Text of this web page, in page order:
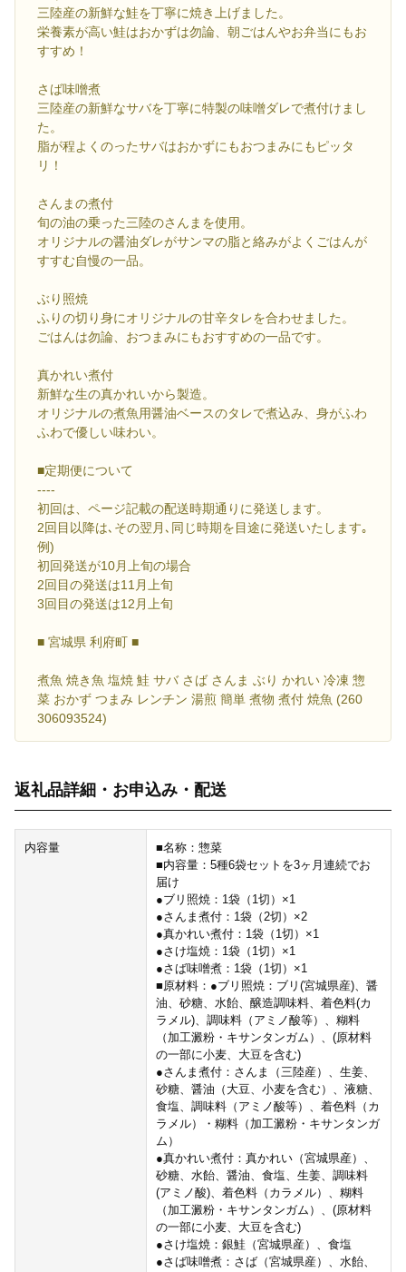
三陸産の新鮮な鮭を丁寧に焼き上げました。
栄養素が高い鮭はおかずは勿論、朝ごはんやお弁当にもお
すすめ！
さば味噌煮
三陸産の新鮮なサバを丁寧に特製の味噌ダレで煮付けまし
た。
脂が程よくのったサバはおかずにもおつまみにもピッタ
リ！
さんまの煮付
旬の油の乗った三陸のさんまを使用。
オリジナルの醤油ダレがサンマの脂と絡みがよくごはんが
すすむ自慢の一品。
ぶり照焼
ふりの切り身にオリジナルの甘辛タレを合わせました。
ごはんは勿論、おつまみにもおすすめの一品です。
真かれい煮付
新鮮な生の真かれいから製造。
オリジナルの煮魚用醤油ベースのタレで煮込み、身がふわ
ふわで優しい味わい。
■定期便について
----
初回は、ページ記載の配送時期通りに発送します。
2回目以降は､その翌月､同じ時期を目途に発送いたします｡
例)
初回発送が10月上旬の場合
2回目の発送は11月上旬
3回目の発送は12月上旬
■ 宮城県 利府町 ■
煮魚 焼き魚 塩焼 鮭 サバ さば さんま ぶり かれい 冷凍 惣
菜 おかず つまみ レンチン 湯煎 簡単 煮物 煮付 焼魚 (260
306093524)
返礼品詳細・お申込み・配送
内容量
■名称：惣菜
■内容量：5種6袋セットを3ヶ月連続でお
届け
●ブリ照焼：1袋（1切）×1
●さんま煮付：1袋（2切）×2
●真かれい煮付：1袋（1切）×1
●さけ塩焼：1袋（1切）×1
●さば味噌煮：1袋（1切）×1
■原材料：●ブリ照焼：ブリ(宮城県産)、醤
油、砂糖、水飴、醸造調味料、着色料(カ
ラメル)、調味料（アミノ酸等）、糊料
（加工澱粉・キサンタンガム）、(原材料
の一部に小麦、大豆を含む)
●さんま煮付：さんま（三陸産）、生姜、
砂糖、醤油（大豆、小麦を含む）、液糖、
食塩、調味料（アミノ酸等）、着色料（カ
ラメル）・糊料（加工澱粉・キサンタンガ
ム）
●真かれい煮付：真かれい（宮城県産）、
砂糖、水飴、醤油、食塩、生姜、調味料
(アミノ酸)、着色料（カラメル）、糊料
（加工澱粉・キサンタンガム）、(原材料
の一部に小麦、大豆を含む)
●さけ塩焼：銀鮭（宮城県産）、食塩
●さば味噌煮：さば（宮城県産）、水飴、